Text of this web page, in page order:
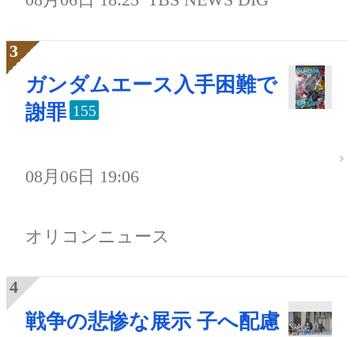
ガンダムエース入手困難で
謝罪 155
08月06日 19:06
オリコンニュース
戦争の悲惨な展示 子へ配慮